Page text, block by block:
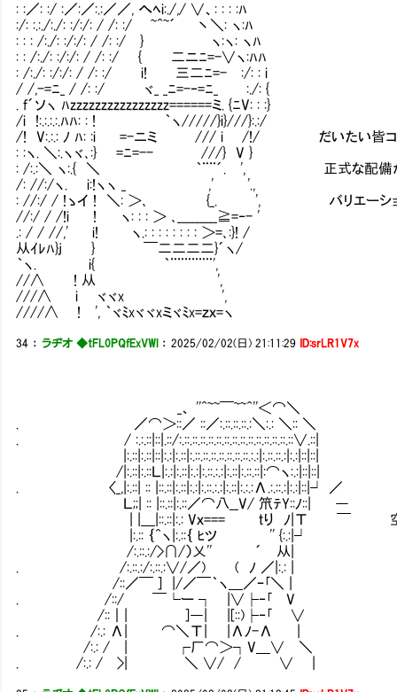
: :／: :/ :／:／:.:／／, へﾍi:./,/ ∨、: : : :ﾊ
:/: :.:./:./: :/:/: / /: :/ ~^~´ 丶＼: ヽ:ﾊ
: : : /:./: :/:/: / /: :/ } ヽ:ヽ: ヽﾊ
: : /:./: :/:/: / /: :/ { 二ニﾆ=-∨ヽ:ﾊﾊ
: /:./: :/:/: / /: :/ i! 三二ﾆ=-Ⅴ:/: : i
/ /,-=ﾆ_ / /: :/ ヾ_ _ﾆ=-‐=ﾆ_ Ⅴ:./: {
. f´ソヽ ﾊzzzzzzzzzzzzzzzz======ミ. {ﾆV: : :}
/i !:.:.:.:.ﾊﾊ: : ! ｀ヽ/////}i}///}:.:/
/! V:.:.: ﾉ ﾊ: :i =-ニミ Ⅴ/// i Ⅴ/!/ だいたい皆コロンブス
: :ヽ. ＼:.ヽヾ､:} =ﾆ=-- Ⅴ///} V }
: /:.:＼ ヽ:.{ ＼ ｀¨¨´. ', 正式な配備がいつからか
/: //:/ヽ. i:!ヽヽ _ ,' '.,
: //:/ / !ゝイ ! ＼: ＞､ {_. ', バリエーションが幾らか
//:/ / /!i ! ヽ: : : ＞ ､_________≧=‐- '
.: / / //,' i! ヽ.: : : : : : : : ＞=､:}! /
从ｲﾚﾊ}j } ￣二二二二}´ヽ/
｀ヽ. i{ ｀¨¨¨¨¨¨',
//∧ ! 从 ',
///∧ i ヾヾx ',
////∧ ! ', ｀ヾﾐxヾヾxミヾﾐx=ｚｘ=ヽ
34 ：ラヂオ ◆tFL0PQfExVWl ：2025/02/02(日) 21:11:29 ID:srLR1V7x
_、 ''^~~￣~~^''＜⌒＼
. ／⌒＞::／ ::／:.::.::.::.:＼:.: ＼:: ＼
. / :.:.::|::|.::/:.::.::.::.::.::.::.::.::.::.::.::.::.::.::∨.::|
|:.::|:.::|::|:.:|:.::|:.::.::.::.::.::.::.::.:.:|:.::.::.:|:.:|::|::|
/|:.::|:.::Ｌ|:.:|:.::|:.:|:.::.:.:|:.::|:.::.::|:⌒ヽ:.:|::|::|
. 〈_,|:.::| :: |::.::|:.::|:.:|:.::.:.:|:.::|:.:.:Λ.:.::.:|:.:|::|┘ ／
Ｌ;;| :: |::.::|:.::／⌒八__V/ 笊ﾃY::ﾉ::| ―
| |＿|::.::|:.: Vｘ=== ｔり ﾉ|Τ ￣ 空母型と
|:.:: ｛^ヽ|:.::｛ ﾋツ '' {:.:|┘
/:.::.:/>∩/）乂'' ´ 从|
. /:.::.:/:.::.:∨/／) ( ﾉ ／|:.: |
/::／￣ ] |/／￣｀ヽ＿／ｰ｢＼ |
. /::/ ￣└ー ┐ |∨├‐｢ V
/::｜| ]―| |[::)├‐｢ ∨
. /:.: Λ| ⌒＼Τ| |Λﾉ-Λ |
/:.: / | ┌厂⌒＞┐V＿∨ ＼
. /:.: / >| ＼ ∨/ / ∨ |